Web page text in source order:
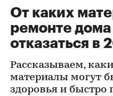
От каких
ремонте дома
отказаться в
Рассказываем,
материалы могут
здоровья и быстро